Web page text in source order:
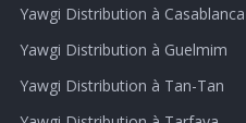
Yawgi Distribution à Casablanca
Yawgi Distribution à Guelmim
Yawgi Distribution à Tan-Tan